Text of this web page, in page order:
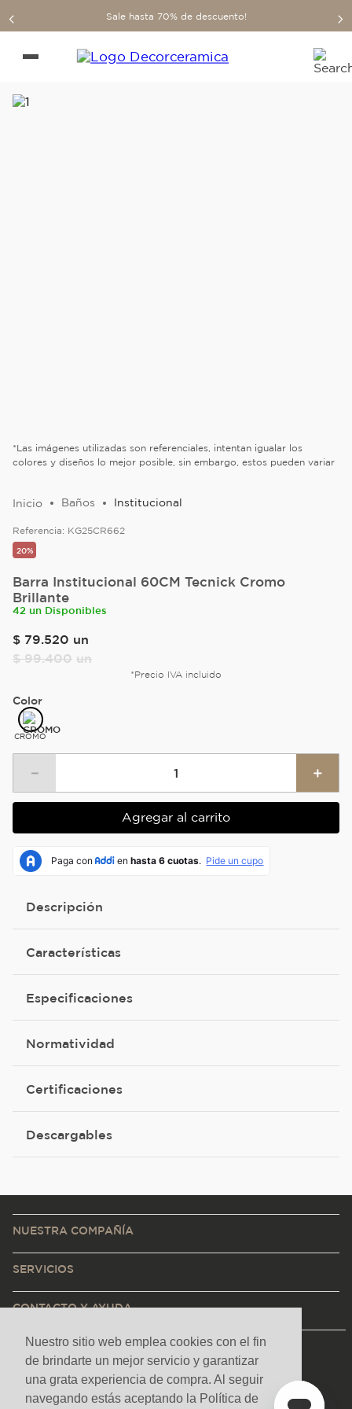
Nuestro sitio web emplea cookies con el fin
de brindarte un mejor servicio y garantizar
una grata experiencia de compra. Al seguir
navegando estás aceptando la Política de
Sale hasta 70% de descuento!
*Las imágenes utilizadas son referenciales, intentan igualar los
colores y diseños lo mejor posible, sin embargo, estos pueden variar
Baños Institucional
Referencia: KG25CR662
20%
Barra Institucional 60CM Tecnick Cromo
Brillante
42 un Disponibles
$ 79.520 un
$ 99.400 un
*Precio IVA incluido
Color
CROMO
＋
－
Agregar al carrito
Descripción
Características
Especificaciones
Normatividad
Certificaciones
Descargables
NUESTRA COMPAÑÍA
SERVICIOS
CONTACTO Y AYUDA